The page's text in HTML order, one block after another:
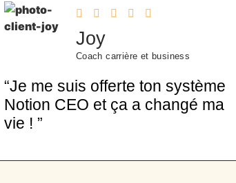
Joy
Coach carrière et business
“Je me suis offerte ton système
Notion CEO et ça a changé ma
vie ! ”